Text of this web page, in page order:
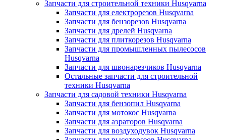
Запчасти для строительной техники Husqvarna
Запчасти для електрорезов Husqvarna
Запчасти для бензорезов Husqvarna
Запчасти для дрелей Husqvarna
Запчасти для плиткорезов Husqvarna
Запчасти для промышленных пылесосов
Husqvarna
Запчасти для швонарезчиков Husqvarna
Остальные запчасти для строительной
техники Husqvarna
Запчасти для садовой техники Husqvarna
Запчасти для бензопил Husqvarna
Запчасти для мотокос Husqvarna
Запчасти для аэраторов Husqvarna
Запчасти для воздуходувок Husqvarna